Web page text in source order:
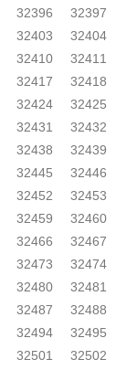
32396 32397
32403 32404
32410 32411
32417 32418
32424 32425
32431 32432
32438 32439
32445 32446
32452 32453
32459 32460
32466 32467
32473 32474
32480 32481
32487 32488
32494 32495
32501 32502